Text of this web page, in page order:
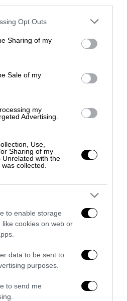
app uses one or more Google
behaviour. You may click to
and its third-party tags to
purposes in below Google
Opt Outs
Sharing of my
Sale of my
my
Advertising.
Use,
Sharing of my
Unrelated with the
collected.
to enable storage
cookies on web or
data to be sent to
purposes.
to send me
10η τησφέλα
, στην
στην 14η το
το γαλοτύρι, στην 19η
στην 20η το
τη
, στην 23η η
μανούρι, στην 26η η
τη ξυνομυζήθρα Κρήτης,
Αράχωβας Παρνασσού,
και στην 50η θέση το
Στην 55η τον μπάτζο,
στην 80η το ξυνόγαλο
ανεβατό και στην 83 το